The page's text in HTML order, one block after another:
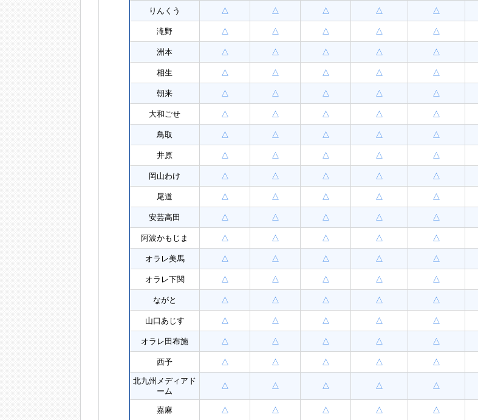
りんくう △ △ △ △ △
滝野 △ △ △ △ △
洲本 △ △ △ △ △
相生 △ △ △ △ △
朝来 △ △ △ △ △
大和ごせ △ △ △ △ △
鳥取 △ △ △ △ △
井原 △ △ △ △ △
岡山わけ △ △ △ △ △
尾道 △ △ △ △ △
安芸高田 △ △ △ △ △
阿波かもじま △ △ △ △ △
オラレ美馬 △ △ △ △ △
オラレ下関 △ △ △ △ △
ながと △ △ △ △ △
山口あじす △ △ △ △ △
オラレ田布施 △ △ △ △ △
西予 △ △ △ △ △
北九州メディアド
ーム
△ △ △ △ △
嘉麻 △ △ △ △ △